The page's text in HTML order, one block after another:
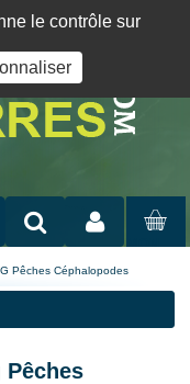
version
MON
PANIER
Pêches Céphalopodes
Pêches
le contrôle sur